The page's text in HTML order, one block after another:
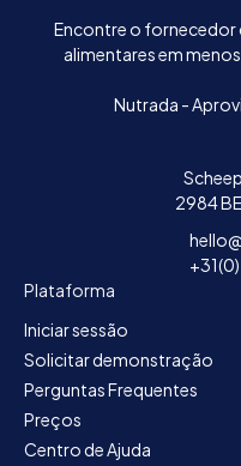
Encontre o fornecedor
alimentares em
Nutrada -
2984
Plataforma
Iniciar sessão
Solicitar demonstração
Perguntas Frequentes
Preços
Centro de Ajuda